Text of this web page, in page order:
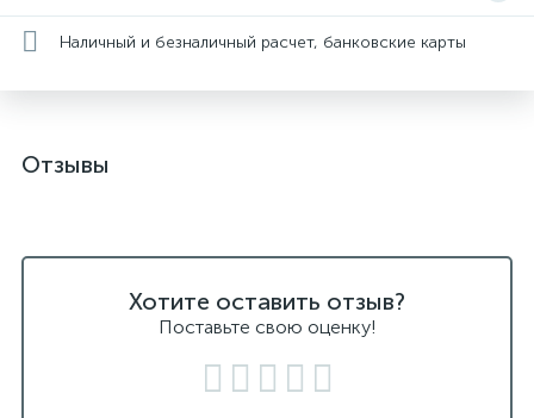
Наличный и безналичный расчет, банковские карты
Отзывы
Хотите оставить отзыв?
Поставьте свою оценку!